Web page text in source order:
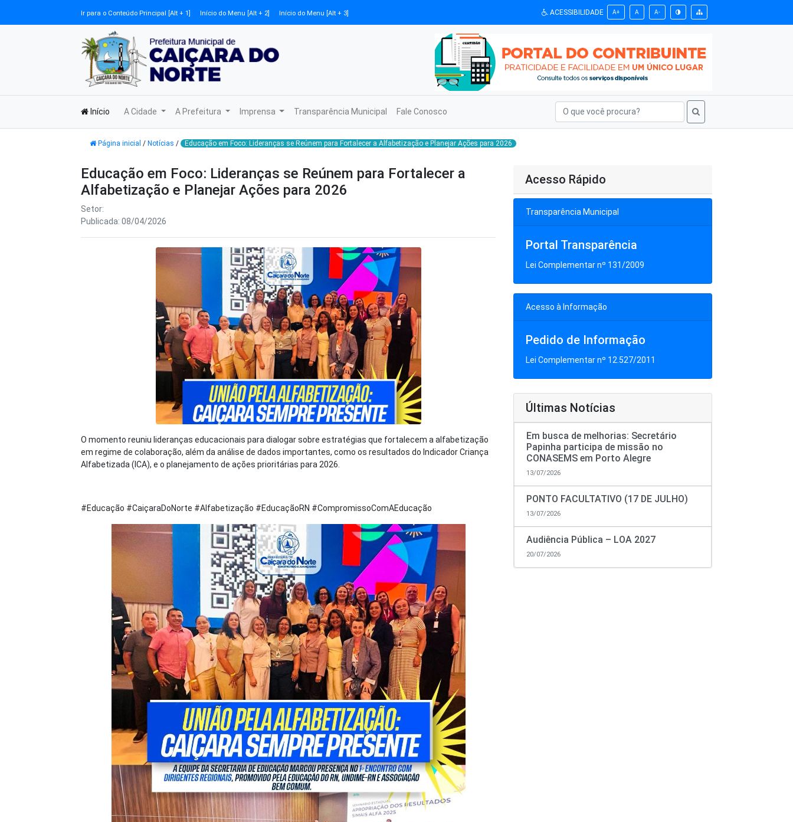
Ir para o Conteúdo Principal [Alt + 1] Início do Menu [Alt + 2] Início do Menu [Alt + 3] ACESSIBILIDADE A+ A A-
Início A Cidade A Prefeitura Imprensa Transparência Municipal Fale Conosco
Página inicial / Notícias / Educação em Foco: Lideranças se Reúnem para Fortalecer a Alfabetização e Planejar Ações para 2026
Educação em Foco: Lideranças se Reúnem para Fortalecer a
Alfabetização e Planejar Ações para 2026
Setor:
Publicada: 08/04/2026
O momento reuniu lideranças educacionais para dialogar sobre estratégias que fortalecem a alfabetização
em regime de colaboração, além da análise de dados importantes, como os resultados do Indicador Criança
Alfabetizada (ICA), e o planejamento de ações prioritárias para 2026.
#Educação #CaiçaraDoNorte #Alfabetização #EducaçãoRN #CompromissoComAEducação
Acesso Rápido
Transparência Municipal
Portal Transparência
Lei Complementar nº 131/2009
Acesso à Informação
Pedido de Informação
Lei Complementar nº 12.527/2011
Últimas Notícias
Em busca de melhorias: Secretário
Papinha participa de missão no
CONASEMS em Porto Alegre
13/07/2026
PONTO FACULTATIVO (17 DE JULHO)
13/07/2026
Audiência Pública – LOA 2027
20/07/2026